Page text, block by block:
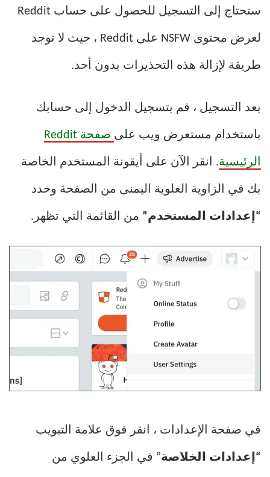
ستحتاج إلى التسجيل للحصول على حساب Reddit
لعرض محتوى NSFW على Reddit ، حيث لا توجد
طريقة لإزالة هذه التحذيرات بدون أحد.
بعد التسجيل ، قم بتسجيل الدخول إلى حسابك
باستخدام مستعرض ويب على صفحة Reddit
الرئيسية. انقر الآن على أيقونة المستخدم الخاصة
بك في الزاوية العلوية اليمنى من الصفحة وحدد
“إعدادات المستخدم” من القائمة التي تظهر.
في صفحة الإعدادات ، انقر فوق علامة التبويب
“إعدادات الخلاصة” في الجزء العلوي من